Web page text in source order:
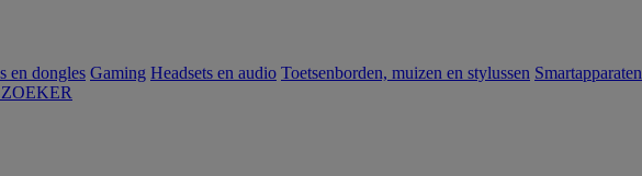
en dongles Gaming Headsets en audio Toetsenborden, muizen en stylussen Smartapparaten